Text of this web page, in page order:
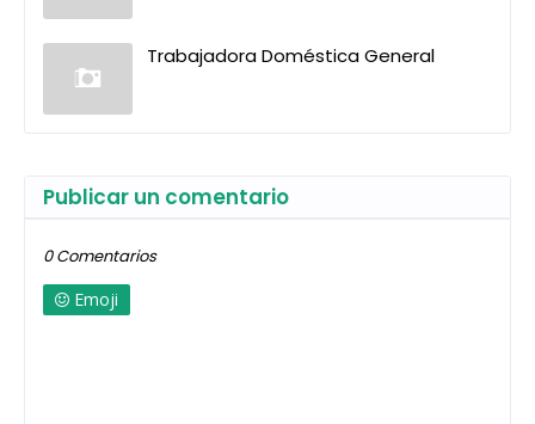
Trabajadora Doméstica General
Publicar un comentario
0 Comentarios
Emoji